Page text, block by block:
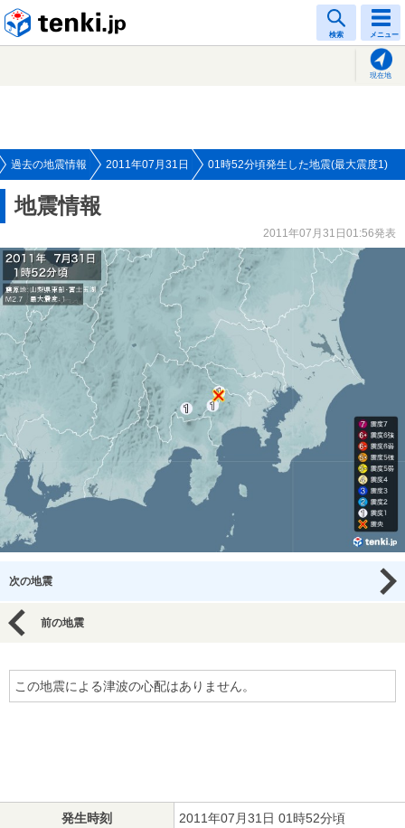
検索 メニュー
現在地
過去の地震情報 2011年07月31日 01時52分頃発生した地震(最大震度1)
地震情報
2011年07月31日01:56発表
次の地震
前の地震
この地震による津波の心配はありません。
発生時刻 2011年07月31日 01時52分頃